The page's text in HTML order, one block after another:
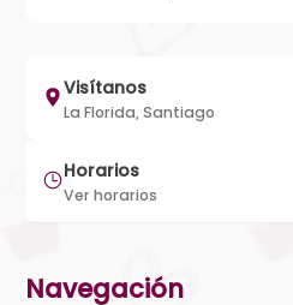
Visítanos
La Florida, Santiago
Horarios
Ver horarios
Navegación